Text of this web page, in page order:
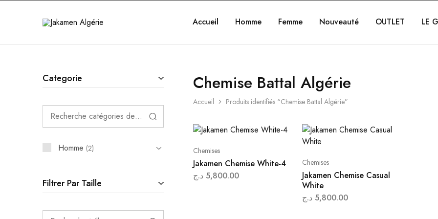
Jakamen Accueil Homme Femme Nouveauté OUTLET LE
Chemise Battal Algérie
Accueil Produits identifiés “Chemise Battal Algérie”
Chemises
Jakamen Chemise White-4
5,800.00 د.ج
Chemises
Jakamen Chemise Casual
White
5,800.00 د.ج
Categorie
Homme 2
Filtrer Par Taille